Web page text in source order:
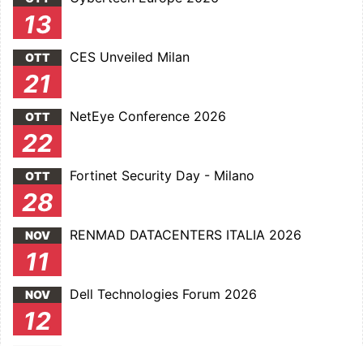
13
OTT
21
CES Unveiled Milan
OTT
22
NetEye Conference 2026
OTT
28
Fortinet Security Day - Milano
NOV
11
RENMAD DATACENTERS ITALIA 2026
NOV
12
Dell Technologies Forum 2026